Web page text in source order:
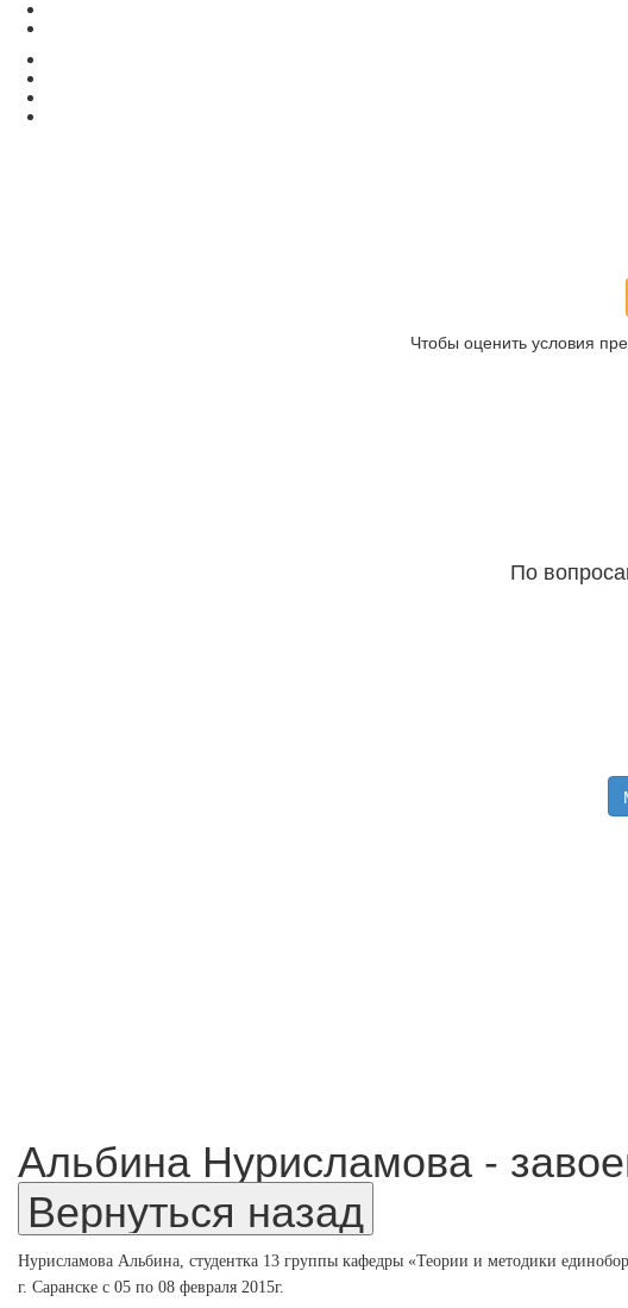
Чтобы оценить условия
По
Альбина Нурисламова -
Нурисламова Альбина, студентка 13 группы кафедры «Теории и методики
г. Саранске с 05 по 08 февраля 2015г.